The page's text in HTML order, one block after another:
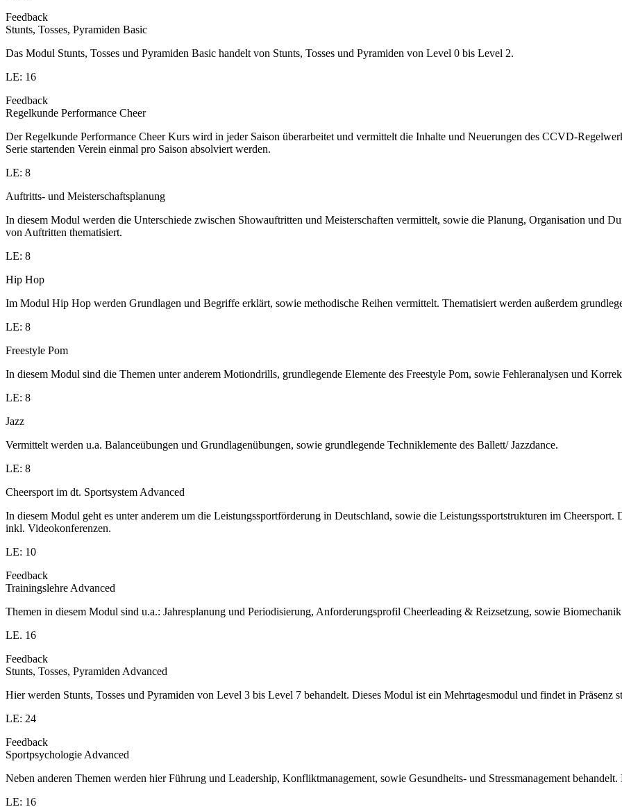
Feedback
Stunts, Tosses, Pyramiden Basic
Das Modul Stunts, Tosses und Pyramiden Basic handelt von Stunts, Tosses und Pyramiden von Level 0 bis Level 2.
LE: 16
Feedback
Regelkunde Performance Cheer
Der Regelkunde Performance Cheer Kurs wird in jeder Saison überarbeitet und vermittelt die Inhalte und Neuerungen des CCVD-
Serie startenden Verein einmal pro Saison absolviert werden.
LE: 8
Auftritts- und Meisterschaftsplanung
In diesem Modul werden die Unterschiede zwischen Showauftritten und Meisterschaften vermittelt, sowie die Planung, Organisation und
von Auftritten thematisiert.
LE: 8
Hip Hop
Im Modul Hip Hop werden Grundlagen und Begriffe erklärt, sowie methodische Reihen vermittelt. Thematisiert werden außerdem
LE: 8
Freestyle Pom
In diesem Modul sind die Themen unter anderem Motiondrills, grundlegende Elemente des Freestyle Pom, sowie Fehleranalysen und
LE: 8
Jazz
Vermittelt werden u.a. Balanceübungen und Grundlagenübungen, sowie grundlegende Techniklemente des Ballett/ Jazzdance.
LE: 8
Cheersport im dt. Sportsystem Advanced
In diesem Modul geht es unter anderem um die Leistungssportförderung in Deutschland, sowie die Leistungssportstrukturen im
inkl. Videokonferenzen.
LE: 10
Feedback
Trainingslehre Advanced
Themen in diesem Modul sind u.a.: Jahresplanung und Periodisierung, Anforderungsprofil Cheerleading & Reizsetzung, sowie
LE. 16
Feedback
Stunts, Tosses, Pyramiden Advanced
Hier werden Stunts, Tosses und Pyramiden von Level 3 bis Level 7 behandelt. Dieses Modul ist ein Mehrtagesmodul und findet in Präsenz
LE: 24
Feedback
Sportpsychologie Advanced
Neben anderen Themen werden hier Führung und Leadership, Konfliktmanagement, sowie Gesundheits- und Stressmanagement
LE: 16